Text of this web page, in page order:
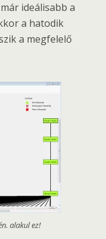
ideálisabb a
a hatodik
a megfelelő
alakul ez!